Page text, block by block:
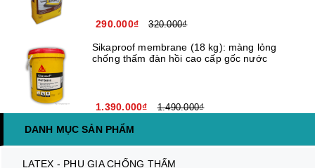
290.000₫ 320.000₫
Sikaproof membrane (18 kg): màng lỏng
chống thấm đàn hồi cao cấp gốc nước
1.390.000₫ 1.490.000₫
DANH MỤC SẢN PHẨM
LATEX - PHỤ GIA CHỐNG THẤM